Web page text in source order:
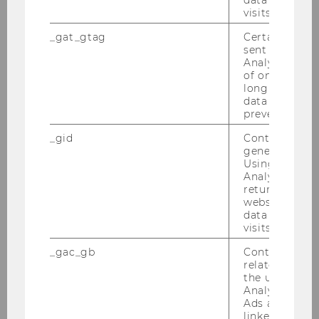
ma­ti­on Sys­tems and New Media, in­clu­ding in­
for­ma­ti­on sys­tems en­gi­nee­ring, tech­no­lo­gy en­
han­ced lear­ning and net­work ana­ly­sis.
- Doc­to­ra­te with dis­tinc­tion in com­pu­ter sci­
- Pro­ven re­cord of ex­cel­lent re­se­arch in one or
more of the re­se­arch to­pics out­lined above, in­
clu­ding 1-6 years post PhD ex­pe­ri­ence
- A pro­mi­sing pu­bli­ca­ti­on re­cord, es­pe­cial­ly
with re­gard to pu­bli­ca­ti­ons in lea­ding aca­de­
- Abi­li­ty to en­lar­ge and de­epen the net­work of
con­tacts to the in­ter­na­tio­nal aca­de­mic com­
mu­ni­ty
- Com­mit­ment to ex­cel­lence in tea­ching; tea­
ching ex­pe­ri­ence in Eng­lish is re­qui­red
- Ex­pe­ri­ence in buil­ding up cur­ri­cu­la for new
visits.
_gat_gtag
Certain data
sent to
Analytics a
of once per
long as it is
data
prevented.
_gid
Contains a
generated
Using this
Analytics can
returning
website and
data from
visits.
_gac_gb
Contains
related
the user. If
Analytics and
Ads accounts
linked, the